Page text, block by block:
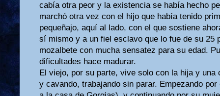
cabía otra peor y la existencia se había hecho
marchó otra vez con el hijo que había tenido
pequeñajo, aquí al lado, con el que sostiene
sí mismo y a un fiel esclavo que lo fue de su 25
mozalbete con mucha sensatez para su edad.
dificultades hace madurar.
El viejo, por su parte, vive solo con la hija y una
y cavando, trabajando sin parar. Empezando